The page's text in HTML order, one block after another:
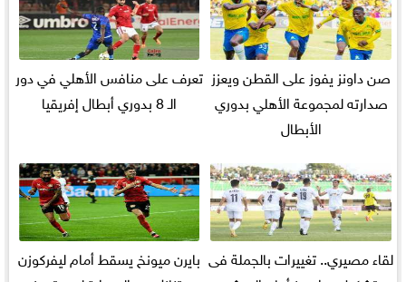
صن داونز يفوز على القطن ويعزز
صدارته لمجموعة الأهلي بدوري
الأبطال
تعرف على منافس الأهلي في دور
الـ 8 بدوري أبطال إفريقيا
لقاء مصيري.. تغييرات بالجملة فى بايرن ميونخ يسقط أمام ليفركوزن